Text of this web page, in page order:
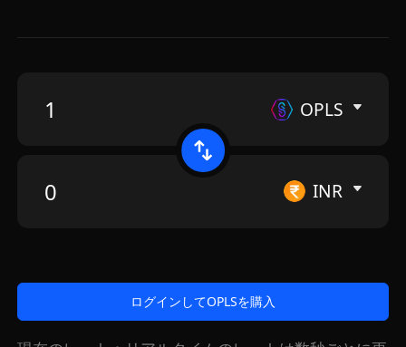
OPLS
INR
ログインしてOPLSを購入